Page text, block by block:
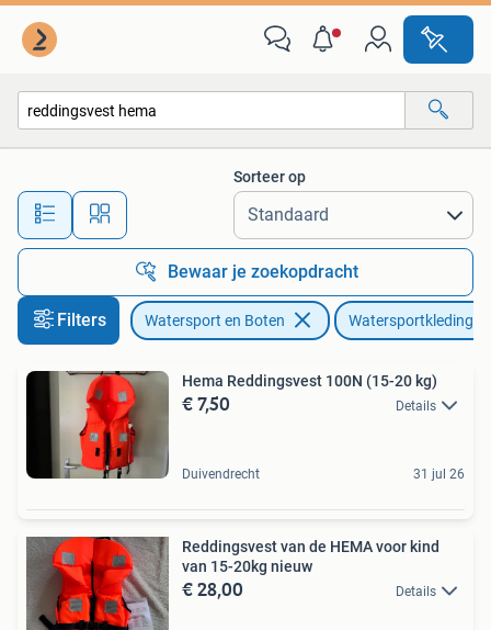
Alle afstanden…
Sorteer op
Bewaar je zoekopdracht
Filters Watersport en Boten Watersportkleding
Hema Reddingsvest 100N (15-20 kg)
€ 7,50 Details
Duivendrecht 31 jul 26
Reddingsvest van de HEMA voor kind
van 15-20kg nieuw
€ 28,00 Details